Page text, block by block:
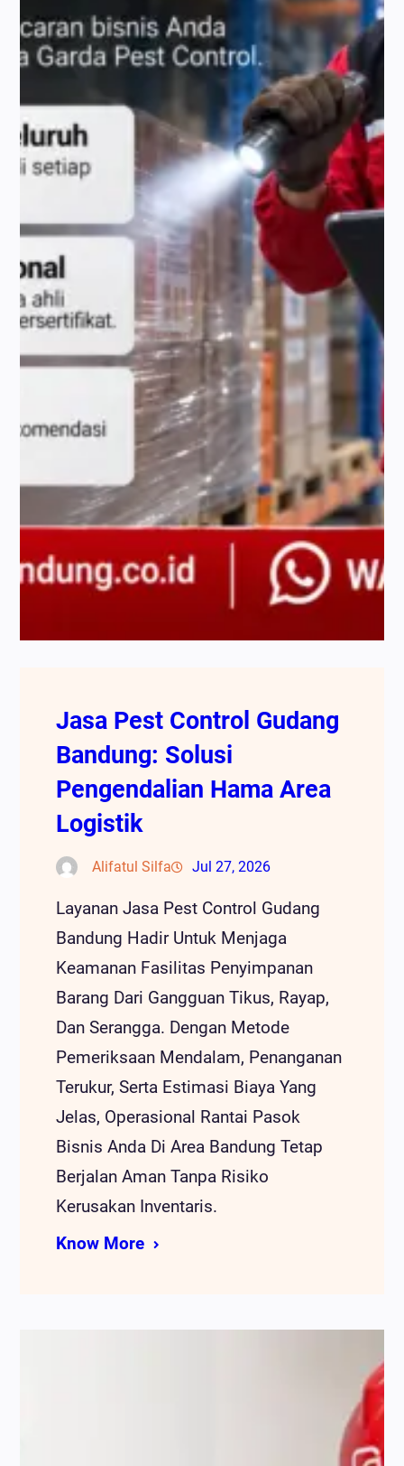
Jasa Pest Control Gudang
Bandung: Solusi
Pengendalian Hama Area
Logistik
Alifatul Silfa Jul 27, 2026
Layanan Jasa Pest Control Gudang
Bandung Hadir Untuk Menjaga
Keamanan Fasilitas Penyimpanan
Barang Dari Gangguan Tikus, Rayap,
Dan Serangga. Dengan Metode
Pemeriksaan Mendalam, Penanganan
Terukur, Serta Estimasi Biaya Yang
Jelas, Operasional Rantai Pasok
Bisnis Anda Di Area Bandung Tetap
Berjalan Aman Tanpa Risiko
Kerusakan Inventaris.
Know More